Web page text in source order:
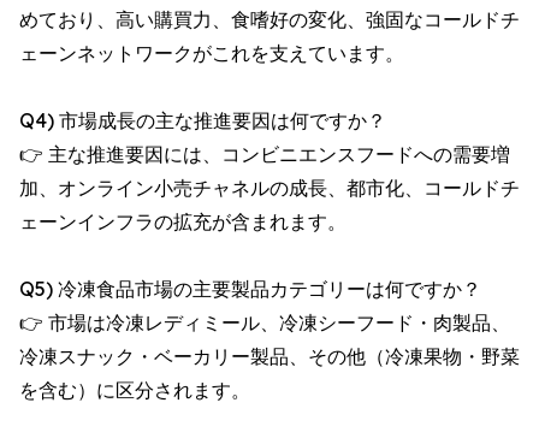
めており、高い購買力、食嗜好の変化、強固なコールドチ
ェーンネットワークがこれを支えています。
Q4) 市場成長の主な推進要因は何ですか？
👉 主な推進要因には、コンビニエンスフードへの需要増
加、オンライン小売チャネルの成長、都市化、コールドチ
ェーンインフラの拡充が含まれます。
Q5) 冷凍食品市場の主要製品カテゴリーは何ですか？
👉 市場は冷凍レディミール、冷凍シーフード・肉製品、
冷凍スナック・ベーカリー製品、その他（冷凍果物・野菜
を含む）に区分されます。